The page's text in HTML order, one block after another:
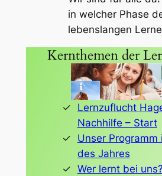
in welcher Phase
lebenslangen
Kernthemen der
Lernzuflucht
Nachhilfe – Start
Unser Programm
des Jahres
Wer lernt bei uns?